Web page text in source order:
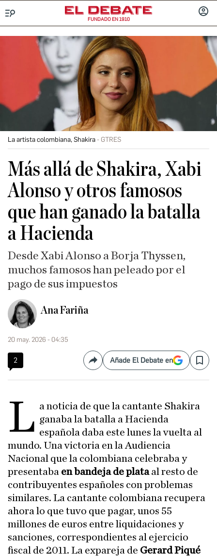
FUNDADO EN 1910
La artista colombiana, Shakira GTRES
Más allá de Shakira, Xabi
Alonso y otros famosos
que han ganado la batalla
a Hacienda
Desde Xabi Alonso a Borja Thyssen,
muchos famosos han peleado por el
pago de sus impuestos
Ana Fariña
20 may. 2026 - 04:35
2 CompartirAñade El Debate en Save
L a noticia de que la cantante Shakira
ganaba la batalla a Hacienda
española daba este lunes la vuelta al
mundo. Una victoria en la Audiencia
Nacional que la colombiana celebraba y
presentaba en bandeja de plataal resto de
contribuyentes españoles con problemas
similares. La cantante colombiana recupera
ahora lo que tuvo que pagar, unos 55
millones de euros entre liquidaciones y
sanciones, correspondientes al ejercicio
fiscal de 2011. La expareja de Gerard Piqué